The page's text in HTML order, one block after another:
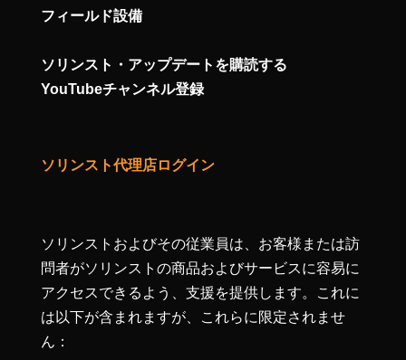
フィールド設備
ソリンスト・アップデートを購読する
YouTubeチャンネル登録
ソリンスト代理店ログイン
ソリンストおよびその従業員は、お客様または訪
問者がソリンストの商品およびサービスに容易に
アクセスできるよう、支援を提供します。これに
は以下が含まれますが、これらに限定されませ
ん：